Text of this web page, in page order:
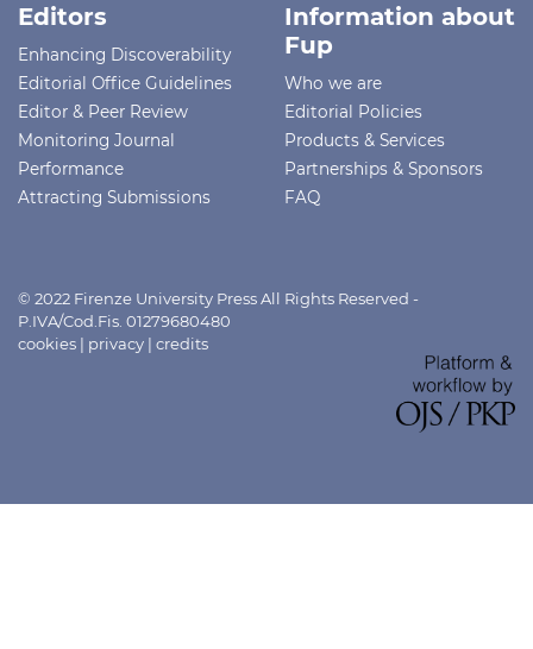
Editors
Enhancing Discoverability
Editorial Office Guidelines
Editor & Peer Review
Monitoring Journal
Performance
Attracting Submissions
Information about
Fup
Who we are
Editorial Policies
Products & Services
Partnerships & Sponsors
FAQ
© 2022 Firenze University Press All Rights Reserved -
P.IVA/Cod.Fis. 01279680480
cookies | privacy | credits